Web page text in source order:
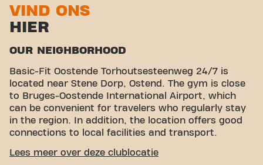
VIND ONS
HIER
OUR NEIGHBORHOOD
Basic-Fit Oostende Torhoutsesteenweg 24/7 is
located near Stene Dorp, Ostend. The gym is close
to Bruges-Oostende International Airport, which
can be convenient for travelers who regularly stay
in the region. In addition, the location offers good
connections to local facilities and transport.
EASY ACCESSIBILITY
Lees meer over deze clublocatie